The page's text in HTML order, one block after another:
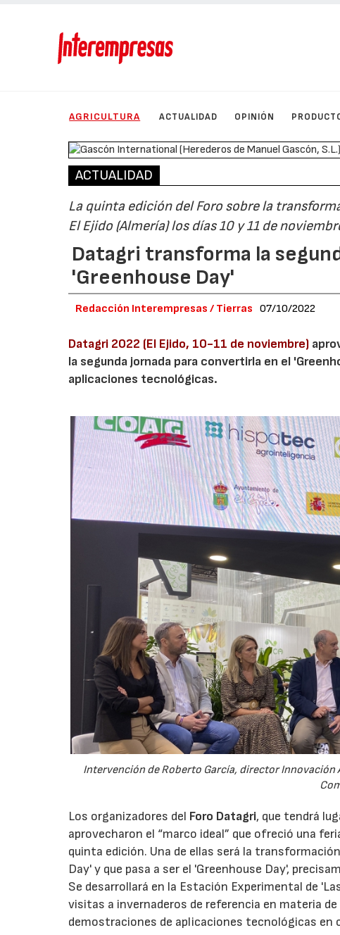
AGRICULTURA ACTUALIDAD OPINIÓN
ACTUALIDAD
La quinta edición del Foro sobre la
El Ejido (Almería) los días 10 y 11 de
Datagri transforma la
'Greenhouse Day'
Redacción Interempresas / Tierras 07/10/2022
Datagri 2022 (El Ejido, 10-11 de noviembre)
la segunda jornada para convertirla en el
aplicaciones tecnológicas.
Intervención de Roberto García, director
Los organizadores del Foro Datagri, que tendrá
aprovecharon el “marco ideal” que ofreció una
quinta edición. Una de ellas será la
Day' y que pasa a ser el 'Greenhouse Day',
Se desarrollará en la Estación Experimental de
visitas a invernaderos de referencia en materia
demostraciones de aplicaciones tecnológicas en